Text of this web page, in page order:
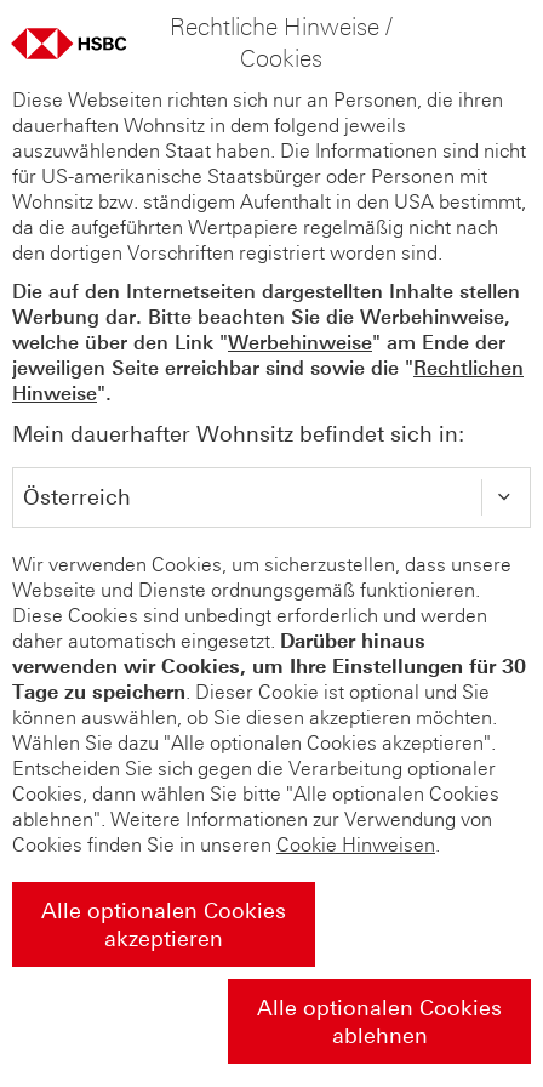
Rechtliche Hinweise /
Cookies
Diese Webseiten richten sich nur an Personen, die ihren
dauerhaften Wohnsitz in dem folgend jeweils
auszuwählenden Staat haben. Die Informationen sind nicht
für US-amerikanische Staatsbürger oder Personen mit
Wohnsitz bzw. ständigem Aufenthalt in den USA bestimmt,
da die aufgeführten Wertpapiere regelmäßig nicht nach
den dortigen Vorschriften registriert worden sind.
Die auf den Internetseiten dargestellten Inhalte stellen
Werbung dar. Bitte beachten Sie die Werbehinweise,
welche über den Link "Werbehinweise" am Ende der
jeweiligen Seite erreichbar sind sowie die "Rechtlichen
Hinweise".
Mein dauerhafter Wohnsitz befindet sich in:
Wir verwenden Cookies, um sicherzustellen, dass unsere
Webseite und Dienste ordnungsgemäß funktionieren.
Diese Cookies sind unbedingt erforderlich und werden
daher automatisch eingesetzt. Darüber hinaus
verwenden wir Cookies, um Ihre Einstellungen für 30
Tage zu speichern. Dieser Cookie ist optional und Sie
können auswählen, ob Sie diesen akzeptieren möchten.
Wählen Sie dazu "Alle optionalen Cookies akzeptieren".
Entscheiden Sie sich gegen die Verarbeitung optionaler
Cookies, dann wählen Sie bitte "Alle optionalen Cookies
ablehnen". Weitere Informationen zur Verwendung von
Cookies finden Sie in unseren Cookie Hinweisen.
Alle optionalen Cookies
akzeptieren
Alle optionalen Cookies
ablehnen